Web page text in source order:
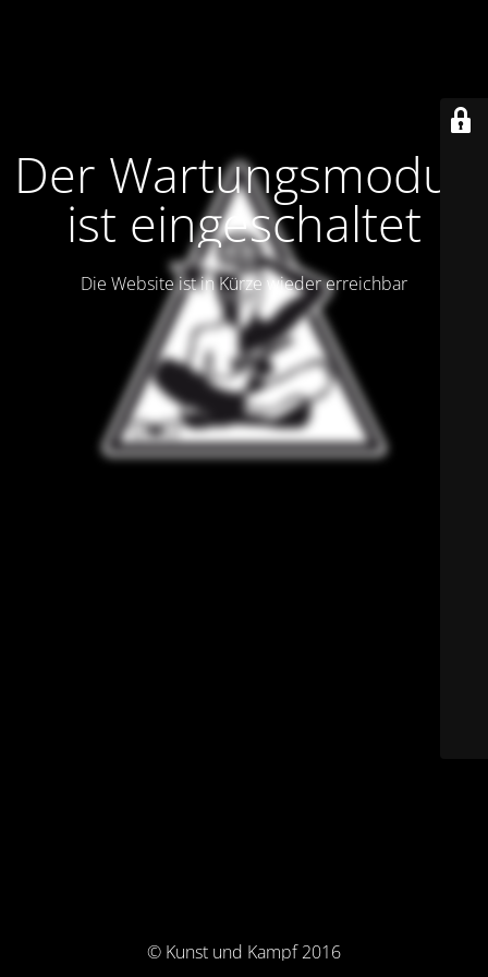
Der Wartungsmodus
ist eingeschaltet
Die Website ist in Kürze wieder erreichbar
© Kunst und Kampf 2016